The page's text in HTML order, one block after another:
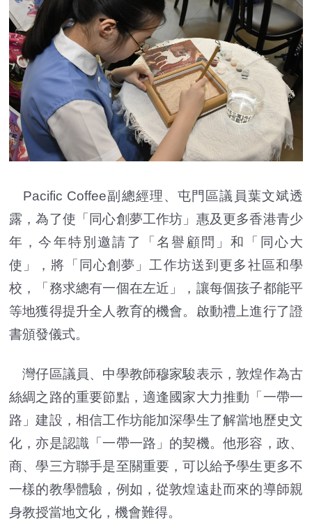
Pacific Coffee副總經理、屯門區議員葉文斌透
露，為了使「同心創夢工作坊」惠及更多香港青少
年，今年特別邀請了「名譽顧問」和「同心大
使」，將「同心創夢」工作坊送到更多社區和學
校，「務求總有一個在左近」，讓每個孩子都能平
等地獲得提升全人教育的機會。啟動禮上進行了證
書頒發儀式。
灣仔區議員、中學教師穆家駿表示，敦煌作為古
絲綢之路的重要節點，適逢國家大力推動「一帶一
路」建設，相信工作坊能加深學生了解當地歷史文
化，亦是認識「一帶一路」的契機。他形容，政、
商、學三方聯手是至關重要，可以給予學生更多不
一樣的教學體驗，例如，從敦煌遠赴而來的導師親
身教授當地文化，機會難得。